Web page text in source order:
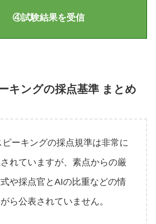
④試験結果を受信
キングの採点基準 まとめ
ーキングの採点規準は非常に
れていますが、素点からの厳
や採点官とAIの比重などの情
ら公表されていません。